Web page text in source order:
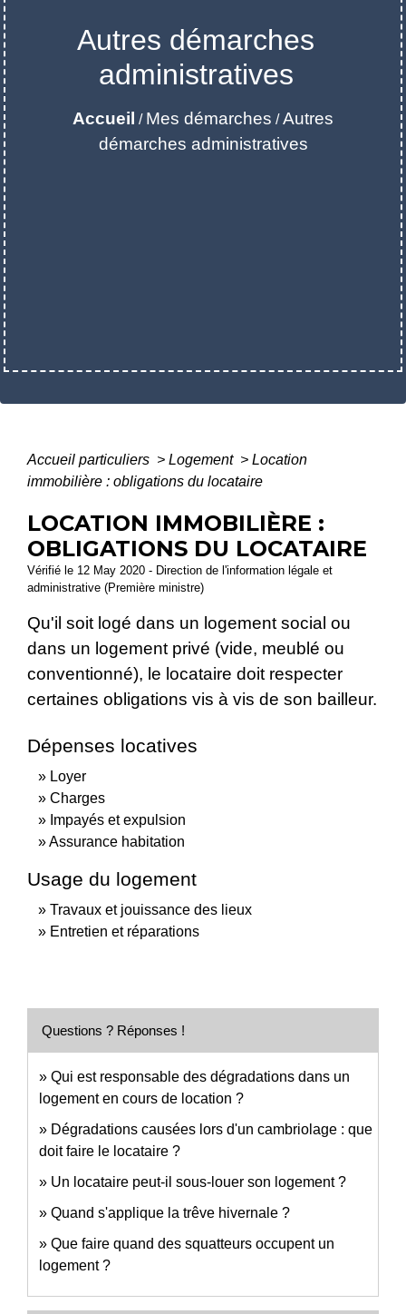
Autres démarches
administratives
Accueil / Mes démarches /Autres
démarches administratives
Accueil particuliers > Logement > Location
immobilière : obligations du locataire
LOCATION IMMOBILIÈRE :
OBLIGATIONS DU LOCATAIRE
Vérifié le 12 May 2020 - Direction de l'information légale et
administrative (Première ministre)
Qu'il soit logé dans un logement social ou
dans un logement privé (vide, meublé ou
conventionné), le locataire doit respecter
certaines obligations vis à vis de son bailleur.
Dépenses locatives
Loyer
Charges
Impayés et expulsion
Assurance habitation
Usage du logement
Travaux et jouissance des lieux
Entretien et réparations
Questions ? Réponses !
Qui est responsable des dégradations dans un
logement en cours de location ?
Dégradations causées lors d'un cambriolage : que
doit faire le locataire ?
Un locataire peut-il sous-louer son logement ?
Quand s'applique la trêve hivernale ?
Que faire quand des squatteurs occupent un
logement ?